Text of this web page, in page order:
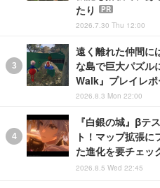
たり
PR
2026.7.30 Thu 12:00
遠く離れた仲間に
な島で巨大パズル
Walk』プレイレポ
2026.8.3 Mon 22:00
『白銀の城』βテ
ト！マップ拡張
た進化を要チェッ
2026.8.5 Wed 22:45